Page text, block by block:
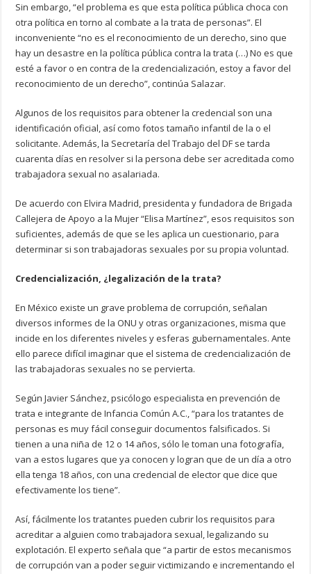
Sin embargo, “el problema es que esta política pública choca con
otra política en torno al combate a la trata de personas”. El
inconveniente “no es el reconocimiento de un derecho, sino que
hay un desastre en la política pública contra la trata (…) No es que
esté a favor o en contra de la credencialización, estoy a favor del
reconocimiento de un derecho”, continúa Salazar.
Algunos de los requisitos para obtener la credencial son una
identificación oficial, así como fotos tamaño infantil de la o el
solicitante. Además, la Secretaría del Trabajo del DF se tarda
cuarenta días en resolver si la persona debe ser acreditada como
trabajadora sexual no asalariada.
De acuerdo con Elvira Madrid, presidenta y fundadora de Brigada
Callejera de Apoyo a la Mujer “Elisa Martínez”, esos requisitos son
suficientes, además de que se les aplica un cuestionario, para
determinar si son trabajadoras sexuales por su propia voluntad.
Credencialización, ¿legalización de la trata?
En México existe un grave problema de corrupción, señalan
diversos informes de la ONU y otras organizaciones, misma que
incide en los diferentes niveles y esferas gubernamentales. Ante
ello parece difícil imaginar que el sistema de credencialización de
las trabajadoras sexuales no se pervierta.
Según Javier Sánchez, psicólogo especialista en prevención de
trata e integrante de Infancia Común A.C., “para los tratantes de
personas es muy fácil conseguir documentos falsificados. Si
tienen a una niña de 12 o 14 años, sólo le toman una fotografía,
van a estos lugares que ya conocen y logran que de un día a otro
ella tenga 18 años, con una credencial de elector que dice que
efectivamente los tiene”.
Así, fácilmente los tratantes pueden cubrir los requisitos para
acreditar a alguien como trabajadora sexual, legalizando su
explotación. El experto señala que “a partir de estos mecanismos
de corrupción van a poder seguir victimizando e incrementando el